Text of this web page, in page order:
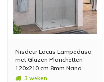
Nisdeur Lacus Lampedusa
met Glazen Planchetten
120x210 cm 8mm Nano
Helderglas
3 weken